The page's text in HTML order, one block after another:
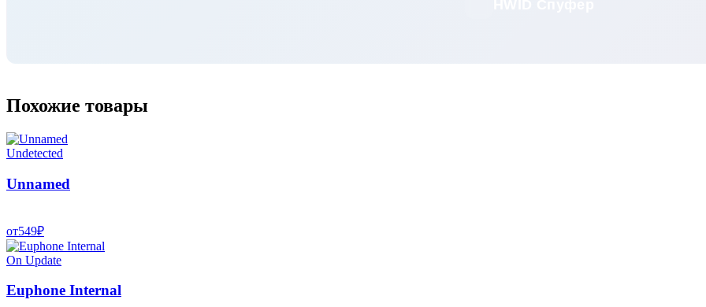
Похожие товары
Undetected
Unnamed
от549₽
On Update
Euphone Internal